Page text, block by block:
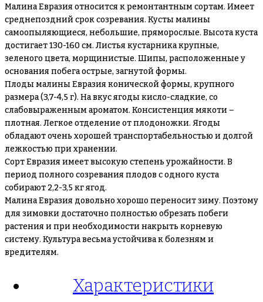
Малина Евразия относится к ремонтантным сортам. Имеет
среднепоздний срок созревания. Кусты малины
самоопыляющиеся, небольшие, пряморослые. Высота куста
достигает 130-160 см. Листья кустарника крупные,
зеленого цвета, морщинистые. Шипы, расположенные у
основания побега острые, загнутой формы.
Плоды малины Евразия конической формы, крупного
размера (3,7-4,5 г). На вкус ягоды кисло-сладкие, со
слабовыраженным ароматом. Консистенция мякоти –
плотная. Легкое отделение от плодоножки. Ягоды
обладают очень хорошей транспортабельностью и долгой
лежкостью при хранении.
Сорт Евразия имеет высокую степень урожайности. В
период полного созревания плодов с одного куста
собирают 2,2-3,5 кг ягод.
Малина Евразия довольно хорошо переносит зиму. Поэтому
для зимовки достаточно полностью обрезать побеги
растения и при необходимости накрыть корневую
систему. Культура весьма устойчива к болезням и
вредителям.
Характеристики